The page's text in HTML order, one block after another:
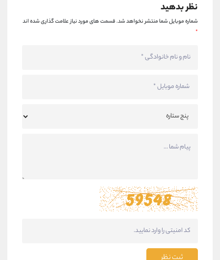
نظر بدهید
شماره موبایل شما منتشر نخواهد شد.قسمت های مورد نیاز علامت گذاری شده اند
*